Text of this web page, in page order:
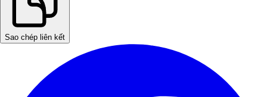
Sao chép liên kết